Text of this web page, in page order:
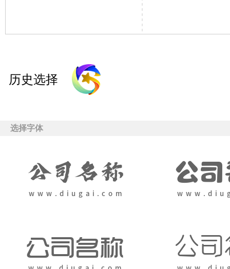
历史选择
选择字体